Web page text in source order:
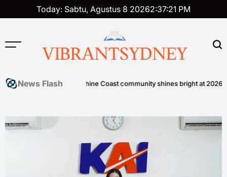
to
Today: Sabtu, Agustus 8 20262:37:22 PM
VIBRANTSYDNEY
News Flash
Foods Sunshine Coast community shines bright at 2026